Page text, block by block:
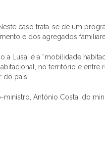
caso trata-se de um
e dos agregados
Lusa, é a “mobilidade
no território e
país”.
António Costa, do